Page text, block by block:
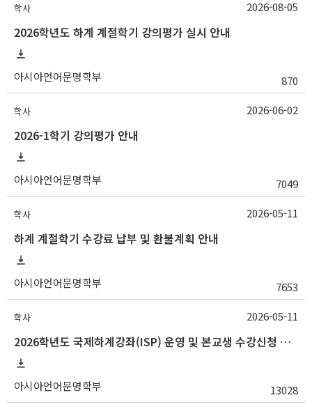
학사
2026학년도 하계 계절학기 강의평가 실시 안내
아시아언어문명학부 870
2026-08-05
학사
2026-1학기 강의평가 안내
아시아언어문명학부 7049
2026-06-02
학사
하계 계절학기 수강료 납부 및 환불계획 안내
아시아언어문명학부 7653
2026-05-11
학사
2026학년도 국제하계강좌(ISP) 운영 및 본교생 수강신청 안내사항
아시아언어문명학부 13028
2026-05-11